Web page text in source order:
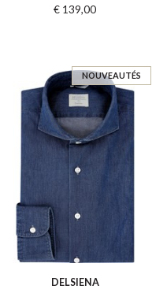
€ 139,00
NOUVEAUTÉS
DELSIENA